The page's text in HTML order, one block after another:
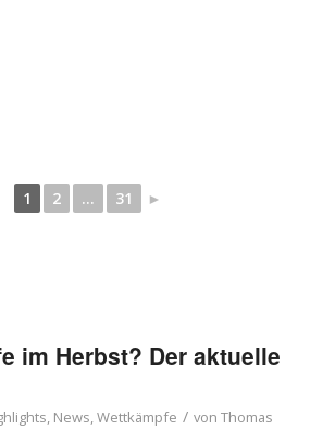
1 2 ... 31 ►
im Herbst? Der aktuelle
, News,Wettkämpfe / von Thomas